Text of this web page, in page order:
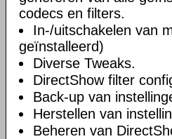
codecs en filters.
In-/uitschakelen van
geïnstalleerd)
Diverse Tweaks.
DirectShow filter
Back-up van
Herstellen van
Beheren van